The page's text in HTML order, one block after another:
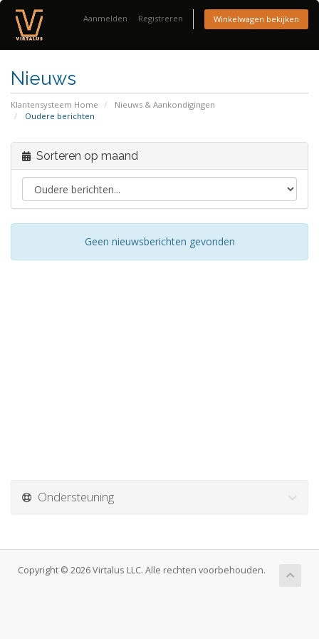
Aanmelden Registreren Winkelwagen bekijken
Nieuws
Klantensysteem Home
Nieuws & Aankondigingen
Oudere berichten
Sorteren op maand
Geen nieuwsberichten gevonden
Ondersteuning
Copyright © 2026 Virtalus LLC. Alle rechten voorbehouden.